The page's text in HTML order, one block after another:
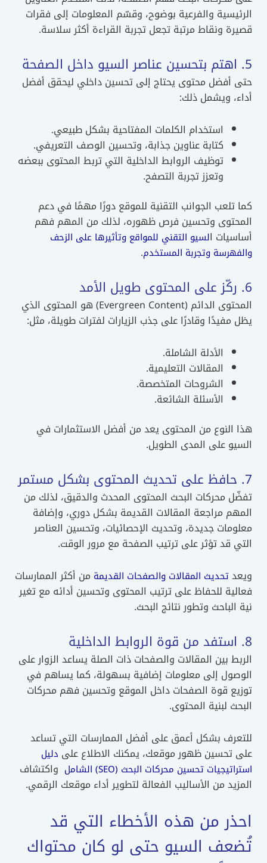
الرئيسية والفرعية بوضوح، وقسّم المعلومات إلى فقرات
قصيرة ونقاط مرتبة تجعل تجربة القراءة أكثر سلاسة.
5. اهتم بتحسين عناصر السيو داخل الصفحة
حتى أفضل محتوى يحتاج إلى تحسين داخلي ليحقق أفضل
أداء، ويشمل ذلك:
استخدام الكلمات المفتاحية بشكل طبيعي.
كتابة عناوين جذابة، وتحسين الوصف التعريفي.
توظيف الروابط الداخلية التي تربط المحتوى ببعضه
وتعزز تجربة التصفح.
كما تلعب الجوانب التقنية للموقع دورًا مهمًا في دعم
المحتوى وتحسين فرص ظهوره، لذلك من المهم فهم
أساسيات السيو التقني للمواقع وتأثيرها على الزحف
والفهرسة وتجربة المستخدم.
6. ركّز على المحتوى طويل الأمد
المحتوى الدائم (Evergreen Content) هو المحتوى الذي
يظل مفيدًا وقادرًا على جذب الزيارات لفترات طويلة، مثل:
الأدلة الشاملة.
المقالات التعليمية.
الشروحات المتخصصة.
الأسئلة الشائعة.
هذا النوع من المحتوى يعد من أفضل الاستثمارات في
السيو على المدى الطويل.
7. حافظ على تحديث المحتوى بشكل مستمر
تفضّل محركات البحث المحتوى المحدث والدقيق، لذلك من
المهم مراجعة المقالات القديمة بشكل دوري، وإضافة
معلومات جديدة، وتحديث الإحصائيات، وتحسين العناصر
التي قد تؤثر على ترتيب الصفحة مع مرور الوقت.
ويعد تحديث المقالات والصفحات القديمة من أكثر الممارسات
فعالية للحفاظ على ترتيب المحتوى وتحسين أدائه مع تغير
نية الباحث وتطور نتائج البحث.
8. استفد من قوة الروابط الداخلية
الربط بين المقالات والصفحات ذات الصلة يساعد الزوار على
الوصول إلى معلومات إضافية بسهولة، كما يساهم في
توزيع قوة الصفحات داخل الموقع وتحسين فهم محركات
البحث لبنية المحتوى.
للتعرف بشكل أعمق على أفضل الممارسات التي تساعد
على تحسين ظهور موقعك، يمكنك الاطلاع على دليل
استراتيجيات تحسين محركات البحث (SEO) الشامل
واكتشاف
المزيد من الأساليب الفعالة لتطوير أداء موقعك الرقمي.
احذر من هذه الأخطاء التي قد
تُضعف السيو حتى لو كان محتواك